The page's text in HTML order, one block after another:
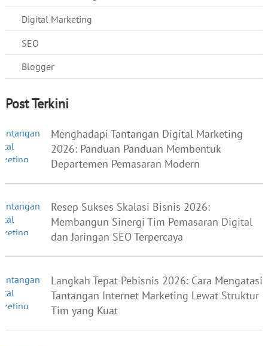
Digital Marketing
SEO
Blogger
Post Terkini
Menghadapi Tantangan Digital Marketing
2026: Panduan Panduan Membentuk
Departemen Pemasaran Modern
Resep Sukses Skalasi Bisnis 2026:
Membangun Sinergi Tim Pemasaran Digital
dan Jaringan SEO Terpercaya
Langkah Tepat Pebisnis 2026: Cara Mengatasi
Tantangan Internet Marketing Lewat Struktur
Tim yang Kuat